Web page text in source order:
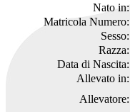
Nato in:
Matricola Numero:
Sesso:
Razza:
Data di Nascita:
Allevato in:
Allevatore: